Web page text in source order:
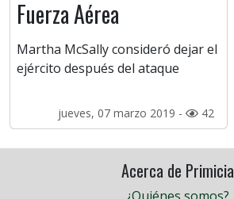
Fuerza Aérea
Martha McSally consideró dejar el
ejército después del ataque
jueves, 07 marzo 2019 - 42
Acerca de Primicia